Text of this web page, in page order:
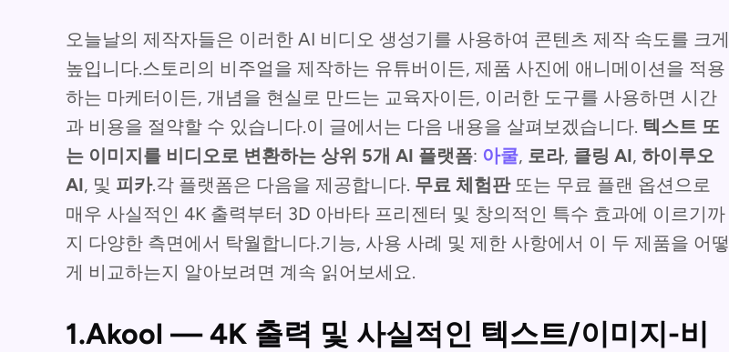
오늘날의 제작자들은 이러한 AI 비디오 생성기를 사용하여 콘텐츠 제작 속도를 크게
높입니다.스토리의 비주얼을 제작하는 유튜버이든, 제품 사진에 애니메이션을 적용
하는 마케터이든, 개념을 현실로 만드는 교육자이든, 이러한 도구를 사용하면 시간
과 비용을 절약할 수 있습니다.이 글에서는 다음 내용을 살펴보겠습니다. 텍스트 또
는 이미지를 비디오로 변환하는 상위 5개 AI 플랫폼: 아쿨, 로라, 클링 AI, 하이루오
AI, 및 피카.각 플랫폼은 다음을 제공합니다. 무료 체험판또는 무료 플랜 옵션으로
매우 사실적인 4K 출력부터 3D 아바타 프리젠터 및 창의적인 특수 효과에 이르기까
지 다양한 측면에서 탁월합니다.기능, 사용 사례 및 제한 사항에서 이 두 제품을 어떻
게 비교하는지 알아보려면 계속 읽어보세요.
1.Akool — 4K 출력 및 사실적인 텍스트/이미지-비